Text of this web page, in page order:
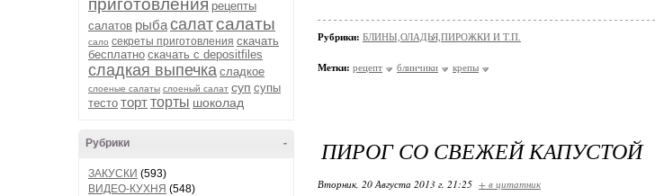
приготовления рецепты
салатов рыбасалатсалаты
сало секреты приготовления скачать
бесплатно скачать с depositfiles
сладкая выпечка сладкое
слоеные салаты слоеный салат суп супы
тесто тортторты шоколад
-
Рубрики
ЗАКУСКИ (593)
ВИДЕО-КУХНЯ (548)
Рубрики: БЛИНЫ,ОЛАДЬЯ,ПИРОЖКИ И Т.П.
Метки: рецепт блинчики крепы
ПИРОГ СО СВЕЖЕЙ КАПУСТОЙ
Вторник, 20 Августа 2013 г. 21:25 + в цитатник